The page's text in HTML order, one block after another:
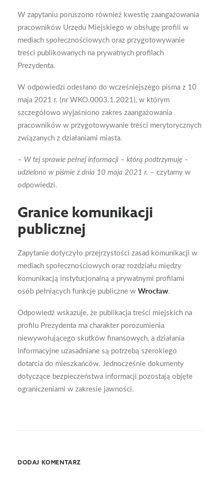
W zapytaniu poruszono również kwestię zaangażowania
pracowników Urzędu Miejskiego w obsługę profili w
mediach społecznościowych oraz przygotowywanie
treści publikowanych na prywatnych profilach
Prezydenta.
W odpowiedzi odesłano do wcześniejszego pisma z 10
maja 2021 r. (nr WKO.0003.1.2021), w którym
szczegółowo wyjaśniono zakres zaangażowania
pracowników w przygotowywanie treści merytorycznych
związanych z działaniami miasta.
– W tej sprawie pełnej informacji – którą podtrzymuję –
udzielono w piśmie z dnia 10 maja 2021 r. – czytamy w
odpowiedzi.
Granice komunikacji
publicznej
Zapytanie dotyczyło przejrzystości zasad komunikacji w
mediach społecznościowych oraz rozdziału między
komunikacją instytucjonalną a prywatnymi profilami
osób pełniących funkcje publiczne w Wrocław.
Odpowiedź wskazuje, że publikacja treści miejskich na
profilu Prezydenta ma charakter porozumienia
niewywołującego skutków finansowych, a działania
informacyjne uzasadniane są potrzebą szerokiego
dotarcia do mieszkańców. Jednocześnie dokumenty
dotyczące bezpieczeństwa informacji pozostają objęte
ograniczeniami w zakresie jawności.
DODAJ KOMENTARZ